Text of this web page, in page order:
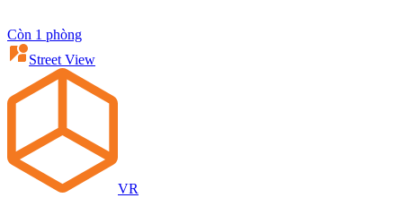
Còn 1 phòng
Street View
VR